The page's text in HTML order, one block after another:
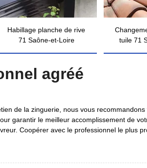
Habillage planche de rive
71 Saône-et-Loire
tuile 71
agréé
de la zinguerie, nous vous recommandons
garantir le meilleur accomplissement de
Coopérer avec le professionnel le plus